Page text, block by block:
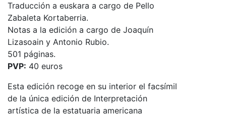
Traducción a euskara a cargo de Pello
Zabaleta Kortaberria.
Notas a la edición a cargo de Joaquín
Lizasoain y Antonio Rubio.
501 páginas.
PVP: 40 euros
Esta edición recoge en su interior el facsímil
de la única edición de Interpretación
artística de la estatuaria americana